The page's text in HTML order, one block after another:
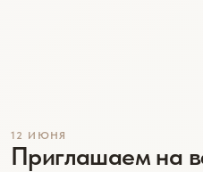
12 ИЮНЯ
Приглашаем на